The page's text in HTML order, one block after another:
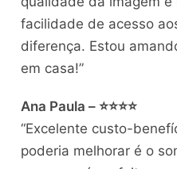
facilidade de acesso
diferença. Estou
em casa!”
Ana Paula – ⭐⭐⭐⭐
“Excelente custo-
poderia melhorar é o